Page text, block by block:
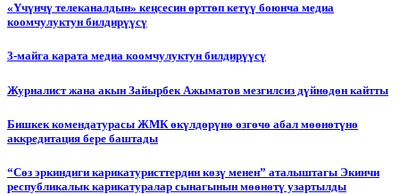
«Үчүнчү телеканалдын» кеңсесин өрттөп кетүү боюнча медиа
коомчулуктун билдирүүсү
3-майга карата медиа коомчулуктун билдирүүсү
Журналист жана акын Зайырбек Ажыматов мезгилсиз дүйнөдөн кайтты
Бишкек комендатурасы ЖМК өкүлдөрүнө өзгөчө абал мөөнөтүнө
аккредитация бере баштады
“Сөз эркиндиги карикатуристтердин көзү менен” аталыштагы Экинчи
республикалык карикатуралар сынагынын мөөнөтү узартылды